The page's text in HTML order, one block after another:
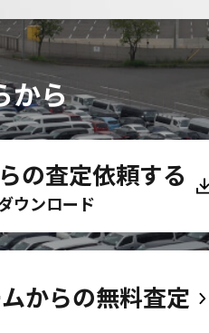
から
の査定依頼する
ウンロード
からの無料査定